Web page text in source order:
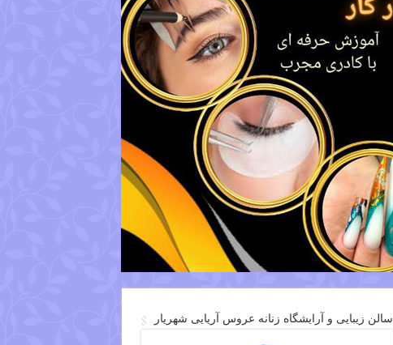
سالن زیبایی و آرایشگاه زنانه عروس آریایی شهریار